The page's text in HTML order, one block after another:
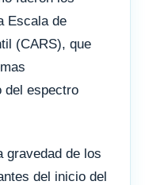
Escala de
(CARS), que
del espectro
gravedad de los
del inicio del